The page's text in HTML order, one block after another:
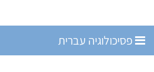
פסיכולוגיה עברית